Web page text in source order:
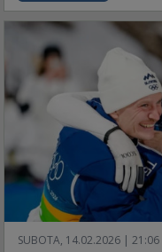
SUBOTA, 14.02.2026 | 21:06